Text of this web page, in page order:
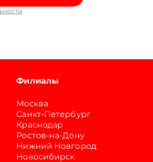
Филиалы
Москва
Санкт-Петербург
Краснодар
Ростов-на-Дону
Нижний Новгород
Новосибирск